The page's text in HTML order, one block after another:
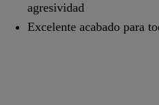
agresividad
Excelente acabado para